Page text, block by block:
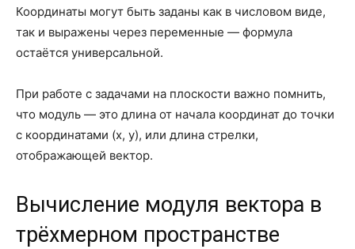
Координаты могут быть заданы как в числовом виде,
так и выражены через переменные — формула
остаётся универсальной.
При работе с задачами на плоскости важно помнить,
что модуль — это длина от начала координат до точки
с координатами (x, y), или длина стрелки,
отображающей вектор.
Вычисление модуля вектора в
трёхмерном пространстве